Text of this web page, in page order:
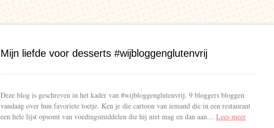
Mijn liefde voor desserts #wijbloggenglutenvrij
Deze blog is geschreven in het kader van #wijbloggenglutenvrij. 9 bloggers bloggen
vandaag over hun favoriete toetje. Ken je die cartoon van iemand die in een restaurant
een hele lijst opsomt van voedingsmiddelen die hij niet mag en dan aan… Lees meer